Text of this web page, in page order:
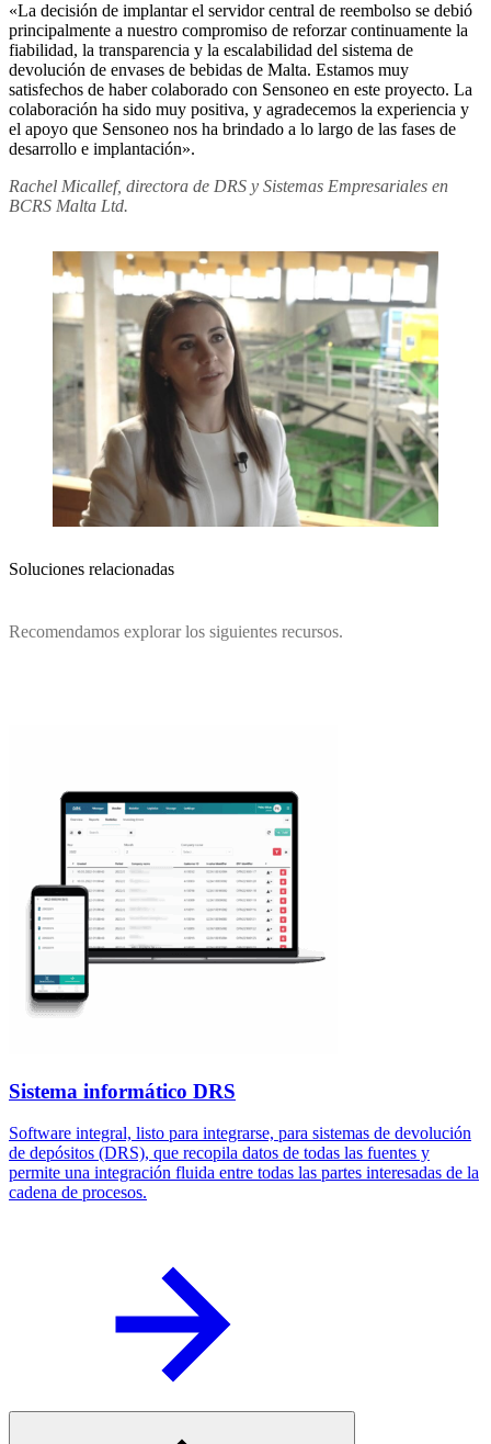
«La decisión de implantar el servidor central de reembolso se debió
principalmente a nuestro compromiso de reforzar continuamente la
fiabilidad, la transparencia y la escalabilidad del sistema de
devolución de envases de bebidas de Malta. Estamos muy
satisfechos de haber colaborado con Sensoneo en este proyecto. La
colaboración ha sido muy positiva, y agradecemos la experiencia y
el apoyo que Sensoneo nos ha brindado a lo largo de las fases de
desarrollo e implantación».
Rachel Micallef, directora de DRS y Sistemas Empresariales en
BCRS Malta Ltd.
Soluciones relacionadas
Recomendamos explorar los siguientes recursos.
Sistema informático DRS
Software integral, listo para integrarse, para sistemas de devolución
de depósitos (DRS), que recopila datos de todas las fuentes y
permite una integración fluida entre todas las partes interesadas de la
cadena de procesos.